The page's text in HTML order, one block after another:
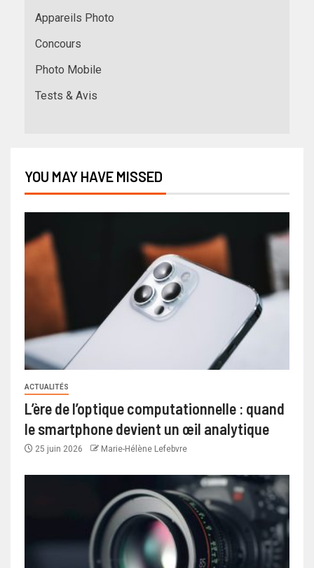
Appareils Photo
Concours
Photo Mobile
Tests & Avis
YOU MAY HAVE MISSED
ACTUALITÉS
L’ère de l’optique computationnelle : quand
le smartphone devient un œil analytique
25 juin 2026 Marie-Hélène Lefebvre